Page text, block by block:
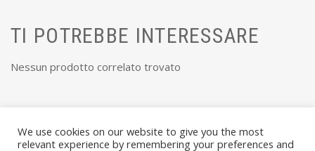
TI POTREBBE INTERESSARE
Nessun prodotto correlato trovato
We use cookies on our website to give you the most
relevant experience by remembering your preferences and